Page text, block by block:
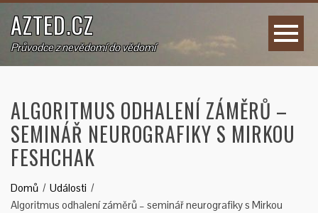
AZTED.CZ
Průvodce z nevědomí do vědomí
ALGORITMUS ODHALENÍ ZÁMĚRŮ –
SEMINÁŘ NEUROGRAFIKY S MIRKOU
FESHCHAK
Domů
Události
Algoritmus odhalení záměrů – seminář neurografiky s Mirkou